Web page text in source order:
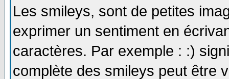
Les smileys, sont de petites
exprimer un sentiment en
caractères. Par exemple : :)
complète des smileys peut être